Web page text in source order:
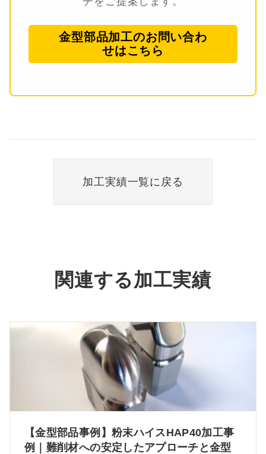
金型部品加工のお問い合わ
せはこちら
加工実績一覧に戻る
関連する加工実績
【金型部品事例】粉末ハイスHAP40加工事
例｜難削材への安定したアプローチと金型